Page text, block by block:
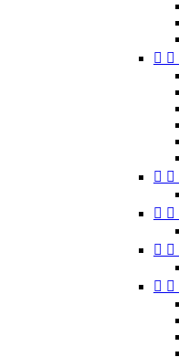
 
 
 
 
 